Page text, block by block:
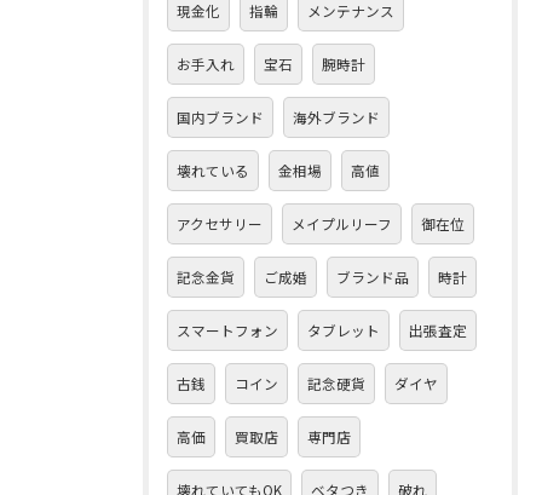
現金化 指輪 メンテナンス
お手入れ 宝石 腕時計
国内ブランド 海外ブランド
壊れている 金相場 高値
アクセサリー メイプルリーフ 御在位
記念金貨 ご成婚 ブランド品 時計
スマートフォン タブレット 出張査定
古銭 コイン 記念硬貨 ダイヤ
高価 買取店 専門店
壊れていてもOK ベタつき 破れ